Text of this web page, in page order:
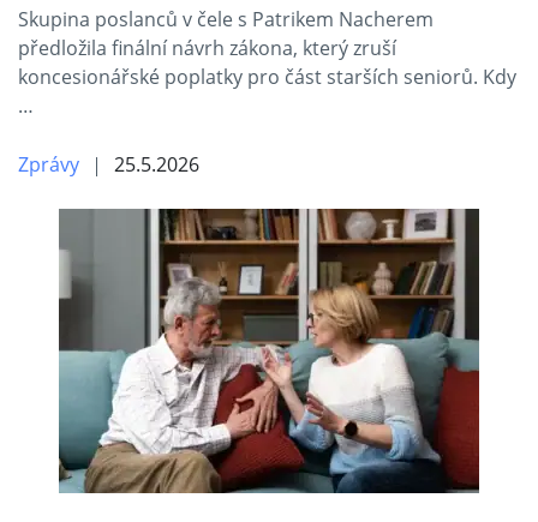
Skupina poslanců v čele s Patrikem Nacherem
předložila finální návrh zákona, který zruší
koncesionářské poplatky pro část starších seniorů. Kdy
…
Zprávy 25.5.2026